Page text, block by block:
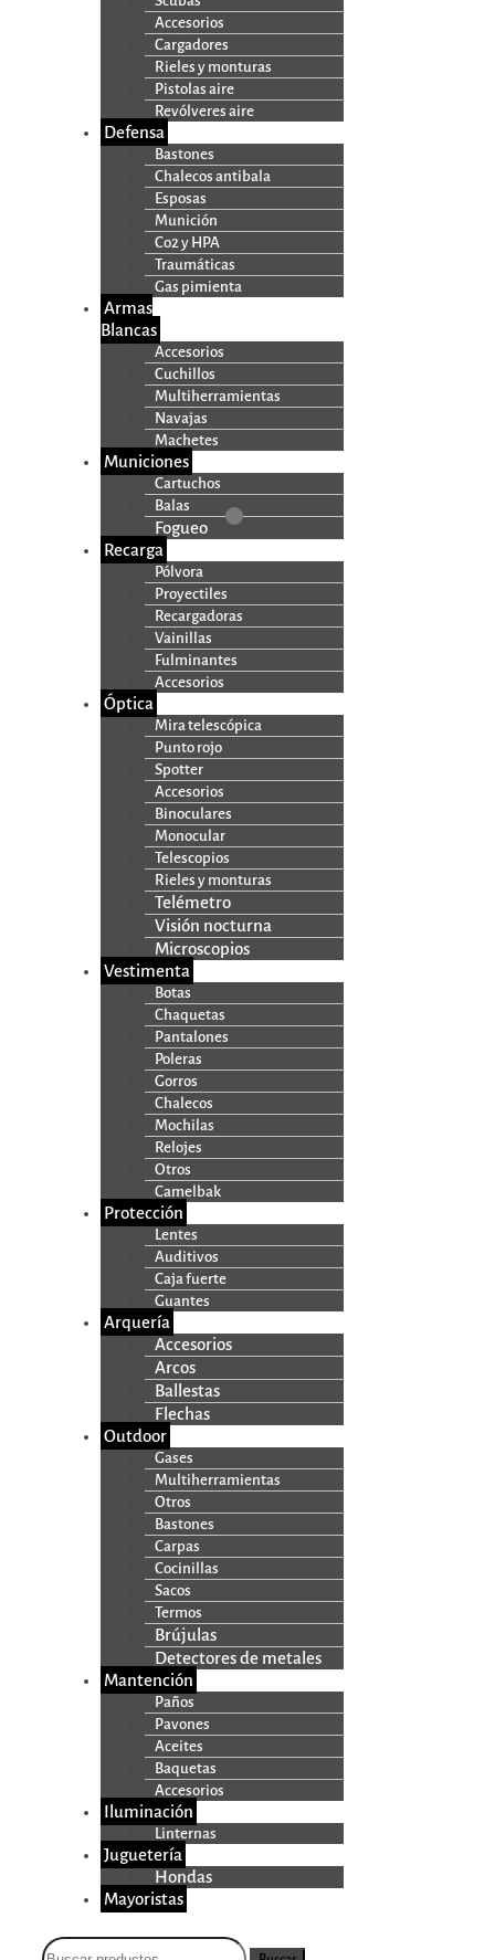
Accesorios
Cargadores
Rieles y monturas
Pistolas aire
Revólveres aire
Defensa
Bastones
Chalecos antibala
Esposas
Munición
Co2 y HPA
Traumáticas
Gas pimienta
Armas
Blancas
Accesorios
Cuchillos
Multiherramientas
Navajas
Machetes
Municiones
Cartuchos
Balas
Fogueo
Recarga
Pólvora
Proyectiles
Recargadoras
Vainillas
Fulminantes
Accesorios
Óptica
Mira telescópica
Punto rojo
Spotter
Accesorios
Binoculares
Monocular
Telescopios
Rieles y monturas
Telémetro
Visión nocturna
Microscopios
Vestimenta
Botas
Chaquetas
Pantalones
Poleras
Gorros
Chalecos
Mochilas
Relojes
Otros
Camelbak
Protección
Lentes
Auditivos
Caja fuerte
Guantes
Arquería
Accesorios
Arcos
Ballestas
Flechas
Outdoor
Gases
Multiherramientas
Otros
Bastones
Carpas
Cocinillas
Sacos
Termos
Brújulas
Detectores de metales
Mantención
Paños
Pavones
Aceites
Baquetas
Accesorios
Iluminación
Linternas
Juguetería
Hondas
Mayoristas